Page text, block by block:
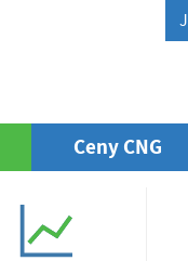
(aktuální)Ceny CNG